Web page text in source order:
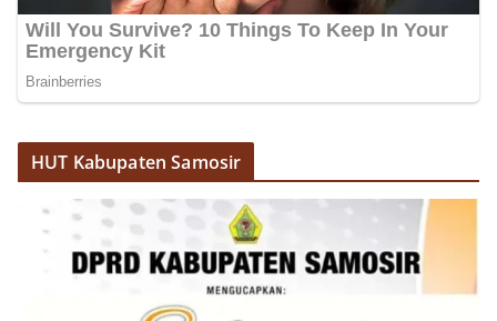
HUT Kabupaten Samosir